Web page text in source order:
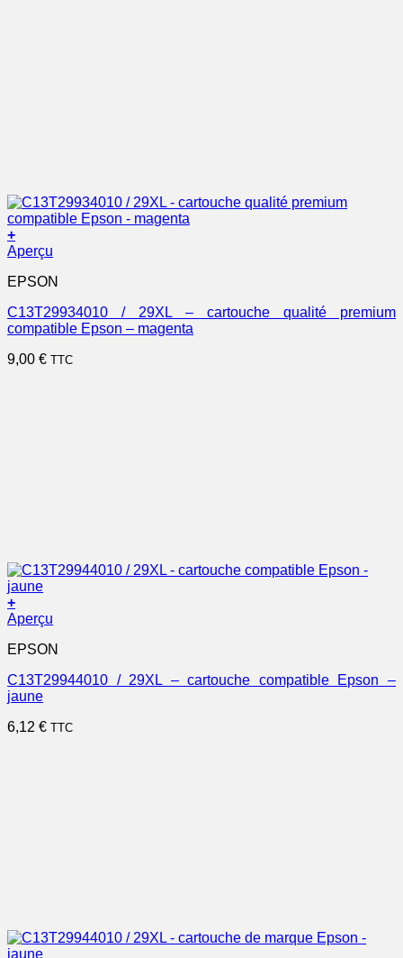
+
Aperçu
EPSON
C13T29934010 / 29XL – cartouche qualité premium
compatible Epson – magenta
9,00 € TTC
+
Aperçu
EPSON
C13T29944010 / 29XL – cartouche compatible Epson –
jaune
6,12 € TTC